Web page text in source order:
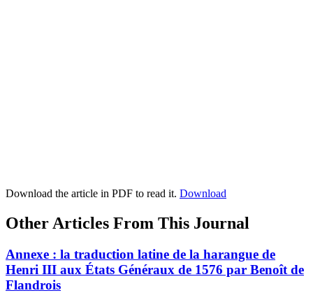
Download the article in PDF to read it. Download
Other Articles From This Journal
Annexe : la traduction latine de la harangue de
Henri III aux États Généraux de 1576 par Benoît de
Flandrois